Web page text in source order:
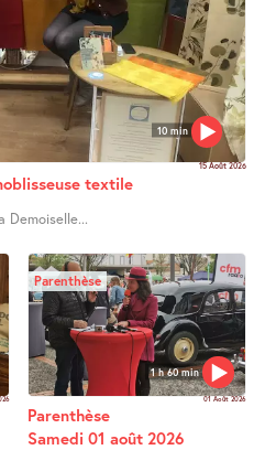
10 min
15 Août 2026
textile
Demoiselle...
1 h 60 min
Parenthèse
01 Août 2026
Parenthèse
Samedi 01 août 2026